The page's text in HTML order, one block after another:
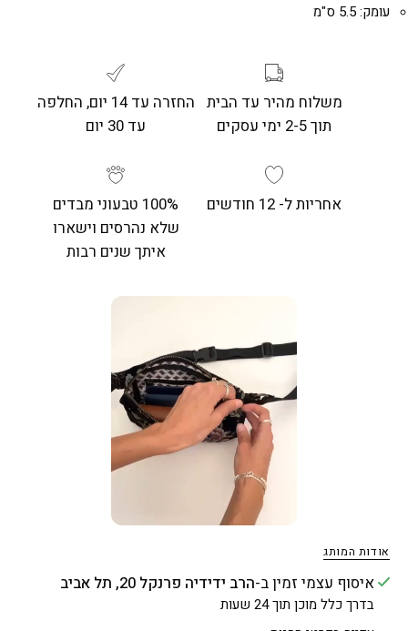
עומק: 5.5 ס"מ
משלוח מהיר עד הבית
תוך 2-5 ימי עסקים
החזרה עד 14 יום, החלפה
עד 30 יום
אחריות ל- 12 חודשים
100% טבעוני מבדים
שלא נהרסים וישארו
איתך שנים רבות
אודות המותג
איסוף עצמי זמין ב-הרב ידידיה פרנקל 20, תל אביב
בדרך כלל מוכן תוך 24 שעות